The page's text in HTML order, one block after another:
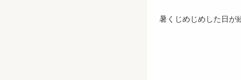
暑くじめじめした日が